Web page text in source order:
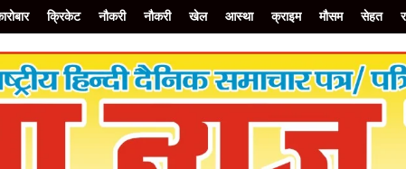
क्रिकेट नौकरी नौकरी खेल आस्था क्राइम मौसम सेहत